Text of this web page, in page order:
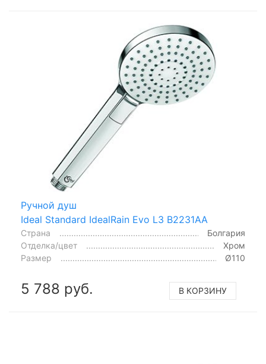
Ручной душ
Ideal Standard IdealRain Evo L3 B2231AA
Страна
Болгария
Отделка/цвет
Хром
Размер
Ø110
5 788 руб. В КОРЗИНУ